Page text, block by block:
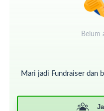
Yuk, sedekah sekarang.
Belum
Mari jadi Fundraiser dan